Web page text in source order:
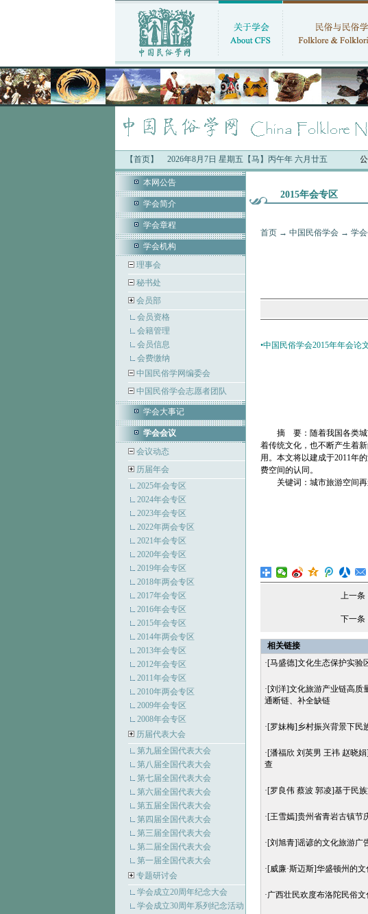
【首页】 2026年8月7日 星期五【马】丙午年 六月廿五
中国民俗学会最新公告：
本网公告
学会简介
学会章程
学会机构
理事会
秘书处
会员部
会员资格
会籍管理
会员信息
会费缴纳
中国民俗学网编委会
中国民俗学会志愿者团队
学会大事记
学会会议
会议动态
历届年会
2025年会专区
2024年会专区
2023年会专区
2022年两会专区
2021年会专区
2020年会专区
2019年会专区
2018年两会专区
2017年会专区
2016年会专区
2015年会专区
2014年两会专区
2013年会专区
2012年会专区
2011年会专区
2010年两会专区
2009年会专区
2008年会专区
历届代表大会
第九届全国代表大会
第八届全国代表大会
第七届全国代表大会
第六届全国代表大会
第五届全国代表大会
第四届全国代表大会
第三届全国代表大会
第二届全国代表大会
第一届全国代表大会
专题研讨会
学会成立20周年纪念大会
学会成立30周年系列纪念活动
2015年会专区
首页→ 中国民俗学会→ 学
•中国民俗学会2015年年会论
摘 要：随着我国各类城
着传统文化，也不断产生着
用。本文将以建成于2011年
费空间的认同。
关键词：城市旅游空间
上一条
下一条
相关链接
·[马盛德]文化生态保护实验
·[刘洋]文化旅游产业链高质
通断链、补全缺链
·[罗妹梅]乡村振兴背景下民
·[潘福欣 刘英男 王祎 赵晓
查
·[罗良伟 蔡波 郭凌]基于民
·[王雪嫣]贵州省青岩古镇节
·[刘旭青]谣谚的文化旅游广
·[威廉·斯迈斯]华盛顿州的
·广西壮民欢度布洛陀民俗